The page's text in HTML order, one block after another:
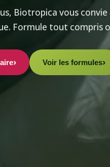
Biotropica vous
Formule tout compris
Voir les formules